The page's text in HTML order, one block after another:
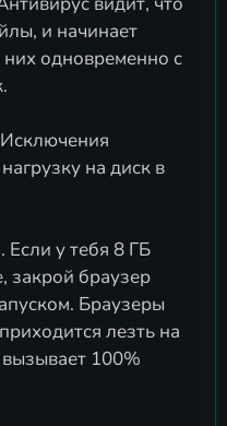
и начинает
одновременно с
на диск в
Если у тебя 8 ГБ
закрой браузер
Браузеры
лезть на
100%